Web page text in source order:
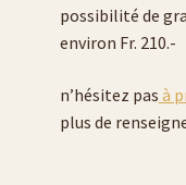
possibilité de
environ Fr. 210.-
n’hésitez pas à
plus de